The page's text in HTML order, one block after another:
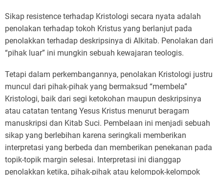
Sikap resistence terhadap Kristologi secara nyata adalah
penolakan terhadap tokoh Kristus yang berlanjut pada
penolakkan terhadap deskripsinya di Alkitab. Penolakan dari
“pihak luar” ini mungkin sebuah kewajaran teologis.
Tetapi dalam perkembangannya, penolakan Kristologi justru
muncul dari pihak-pihak yang bermaksud “membela”
Kristologi, baik dari segi ketokohan maupun deskripsinya
atau catatan tentang Yesus Kristus menurut beragam
manuskripsi dan Kitab Suci. Pembelaan ini menjadi sebuah
sikap yang berlebihan karena seringkali memberikan
interpretasi yang berbeda dan memberikan penekanan pada
topik-topik margin selesai. Interpretasi ini dianggap
penolakkan ketika, pihak-pihak atau kelompok-kelompok